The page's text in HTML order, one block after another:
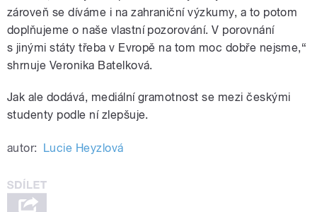
zároveň se díváme i na zahraniční výzkumy, a to potom
doplňujeme o naše vlastní pozorování. V porovnání
s jinými státy třeba v Evropě na tom moc dobře nejsme,“
shrnuje Veronika Batelková.
Jak ale dodává, mediální gramotnost se mezi českými
studenty podle ní zlepšuje.
autor: Lucie Heyzlová